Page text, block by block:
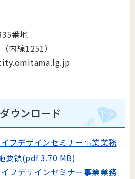
番地
内線1251）
ウンロード
フデザインセミナー事業業務
要領(pdf 3.70 MB)
フデザインセミナー事業業務